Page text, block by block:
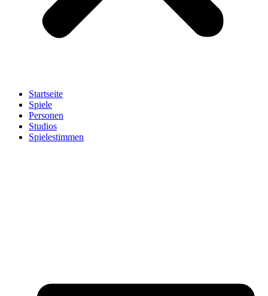
Startseite
Spiele
Personen
Studios
Spielestimmen